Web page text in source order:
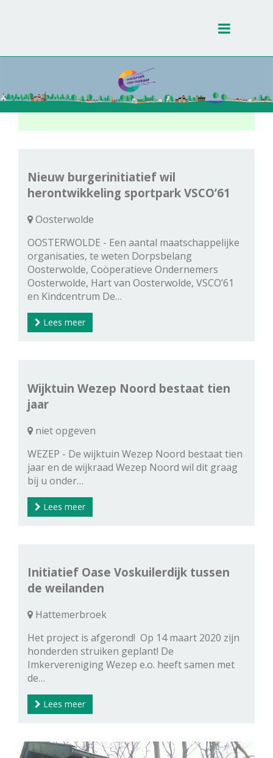
Toggle
Nieuw burgerinitiatief wil
herontwikkeling sportpark VSCO’61
Oosterwolde
OOSTERWOLDE - Een aantal maatschappelijke
organisaties, te weten Dorpsbelang
Oosterwolde, Coöperatieve Ondernemers
Oosterwolde, Hart van Oosterwolde, VSCO’61
en Kindcentrum De…
Lees meer
Wijktuin Wezep Noord bestaat tien
jaar
niet opgeven
WEZEP - De wijktuin Wezep Noord bestaat tien
jaar en de wijkraad Wezep Noord wil dit graag
bij u onder…
Lees meer
Initiatief Oase Voskuilerdijk tussen
de weilanden
Hattemerbroek
Het project is afgerond! Op 14 maart 2020 zijn
honderden struiken geplant! De
Imkervereniging Wezep e.o. heeft samen met
de…
Lees meer